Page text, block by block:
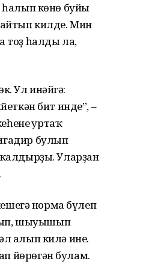
һалып көнө буйы
килде. Мин
тоҙ һалды ла,
Ул инәйгә:
бит инде”, –
уртаҡ
булып
Уларҙан
норма бүлеп
шыуышып
алып килә ине.
йөрөгән булам.